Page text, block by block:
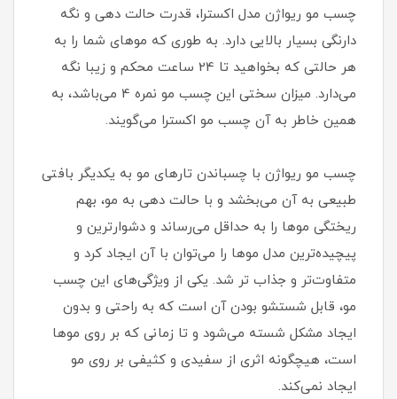
چسب مو ریواژن مدل اکسترا، قدرت حالت دهی و نگه
دارنگی بسیار بالایی دارد. به طوری که موهای شما را به
هر حالتی که بخواهید تا 24 ساعت محکم و زیبا نگه
می‌دارد. میزان سختی این چسب مو نمره 4 می‌باشد، به
همین خاطر به آن چسب مو اکسترا می‌گویند.
چسب مو ریواژن با چسباندن تارهای مو به یکدیگر بافتی
طبیعی به آن می‌بخشد و با حالت دهی به مو، بهم
ریختگی موها را به حداقل می‌رساند و دشوارترین و
پیچیده‌ترین مدل موها را می‌توان با آن ایجاد کرد و
متفاوت‌تر و جذاب تر شد. یکی از ویژگی‌های این چسب
مو، قابل شستشو بودن آن است که به راحتی و بدون
ایجاد مشکل شسته می‌شود و تا زمانی که بر روی موها
است، هیچگونه اثری از سفیدی و کثیفی بر روی مو
ایجاد نمی‌کند.